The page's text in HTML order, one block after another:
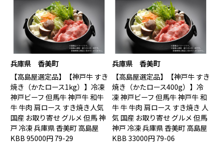
兵庫県 香美町
【高島屋選定品】【神戸牛 すき
焼き（かたロース1kg）】冷凍
神戸ビーフ 但馬牛 神戸牛 和牛
牛 牛肉 肩ロース すき焼き人気
国産 お取り寄せ グルメ 但馬 神
戸 冷凍 兵庫県 香美町 高島屋
KBB 95000円 79-29
兵庫県 香美町
【高島屋選定品】【神戸牛 すき
焼き（かたロース400g）】冷
凍 神戸ビーフ 但馬牛 神戸牛 和
牛 牛 牛肉 肩ロース すき焼き 人
気 国産 お取り寄せ グルメ 但馬
神戸 冷凍 兵庫県 香美町 高島屋
KBB 33000円 79-06